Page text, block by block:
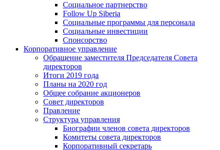
Социальное партнерство
Follow Up Siberia
Социальные программы для персонала
Социальные инвестиции
Спонсорство
Корпоративное управление
Обращение заместителя Председателя Совета
директоров
Итоги 2019 года
Планы на 2020 год
Общее собрание акционеров
Совет директоров
Правление
Структура управления
Биографии членов совета директоров
Комитеты совета директоров
Корпоративный секретарь